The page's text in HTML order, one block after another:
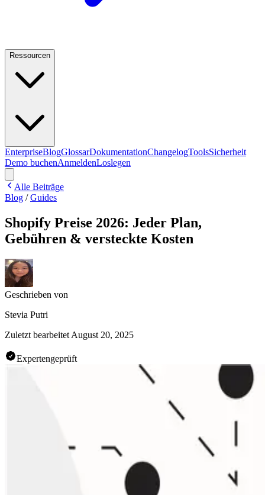
Ressourcen
EnterpriseBlogGlossarDokumentationChangelogToolsSicherheit
Demo buchenAnmeldenLoslegen
Alle Beiträge
Blog /Guides
Shopify Preise 2026: Jeder Plan,
Gebühren & versteckte Kosten
Geschrieben von
Stevia Putri
Zuletzt bearbeitet August 20, 2025
Expertengeprüft